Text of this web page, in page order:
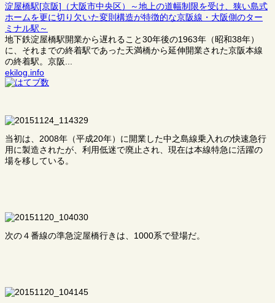
淀屋橋駅[京阪]（大阪市中央区）～地上の道幅制限を受け、狭い島式
ホームを更に切り欠いた変則構造が特徴的な京阪線・大阪側のター
ミナル駅～
地下鉄淀屋橋駅開業から遅れること30年後の1963年（昭和38年）
に、それまでの終着駅であった天満橋から延伸開業された京阪本線
の終着駅。京阪...
ekilog.info
当初は、2008年（平成20年）に開業した中之島線乗入れの快速急行
用に製造されたが、利用低迷で廃止され、現在は本線特急に活躍の
場を移している。
次の４番線の準急淀屋橋行きは、1000系で登場だ。